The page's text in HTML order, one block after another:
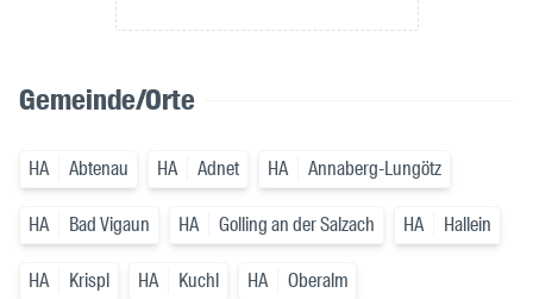
Gemeinde/Orte
HA Abtenau HA Adnet HA Annaberg-Lungötz
HA Bad Vigaun HA Golling an der Salzach HA Hallein
HA Krispl HA Kuchl HA Oberalm